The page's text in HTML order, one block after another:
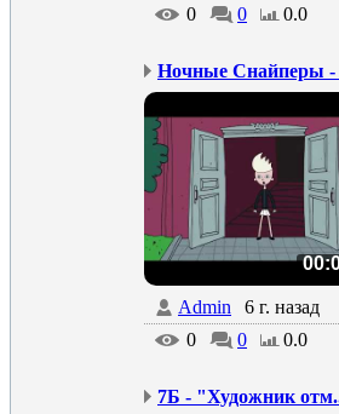
0
0 0.0
Ночные Снайперы
Admin
6 г. назад
0
0 0.0
7Б - "Художник